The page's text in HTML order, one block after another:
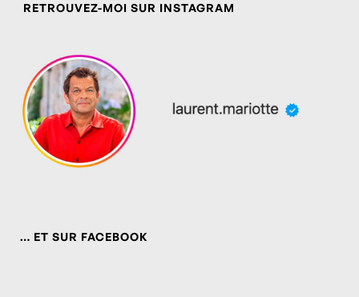
RETROUVEZ-MOI SUR INSTAGRAM
… ET SUR FACEBOOK